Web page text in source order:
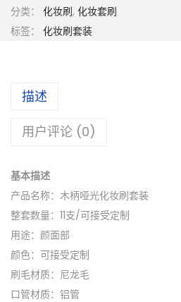
分类： 化妆刷, 化妆套刷
标签： 化妆刷套装
描述
用户评论 (0)
基本描述
产品名称：木柄哑光化妆刷套装
整套数量：11支/可接受定制
用途：颜面部
颜色：可接受定制
刷毛材质：尼龙毛
口管材质：铝管